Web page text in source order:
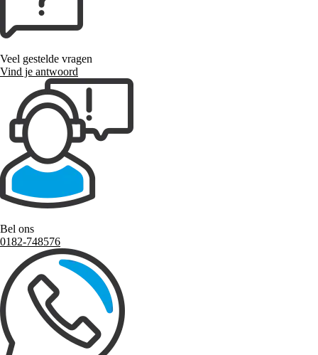
Veel gestelde vragen
Vind je antwoord
Bel ons
0182-748576